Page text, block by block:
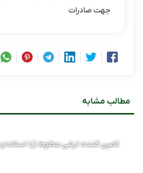
جهت صادرات
مطالب مشابه
تامین کننده ترشی مخلوط (با